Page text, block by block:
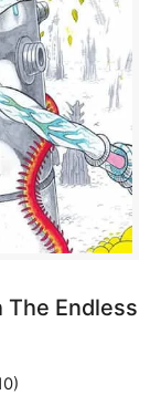
The Endless